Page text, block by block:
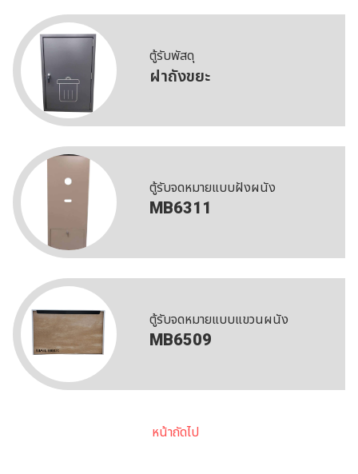
ตู้รับพัสดุ
ฝาถังขยะ
ตู้รับจดหมายแบบฝังผนัง
MB6311
ตู้รับจดหมายแบบแขวนผนัง
MB6509
หน้าถัดไป